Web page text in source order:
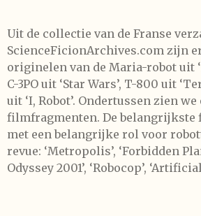
Uit de collectie van de Franse
ScienceFicionArchives.com zijn
originelen van de Maria-robot uit
C-3PO uit ‘Star Wars’, T-800 uit
uit ‘I, Robot’. Ondertussen zien
filmfragmenten. De
met een belangrijke rol voor
revue: ‘Metropolis’, ‘Forbidden
Odyssey 2001’, ‘Robocop’,